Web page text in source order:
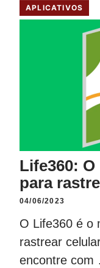
APLICATIVOS
Life360:
para
04/06/2023
O Life360 é o
rastrear
encontre